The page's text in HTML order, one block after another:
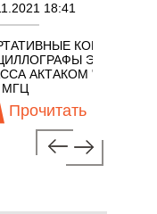
КОМБИНИРОВАННЫЕ
ЭКОНОМНОГО
"3 В 1" С ПОЛОСОЙ